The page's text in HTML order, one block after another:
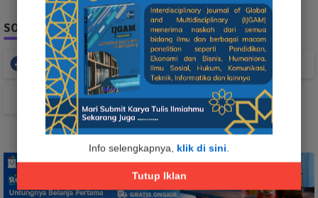
Info selengkapnya, klik di sini.
Tutup Iklan
SOCIAL PLUGIN
Facebook Whatsapp
TikTok